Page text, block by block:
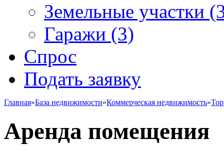
Земельные участки
Гаражи (3)
Спрос
Подать заявку
Главная»База недвижимости»Коммерческая недвижимость»
Аренда помещения